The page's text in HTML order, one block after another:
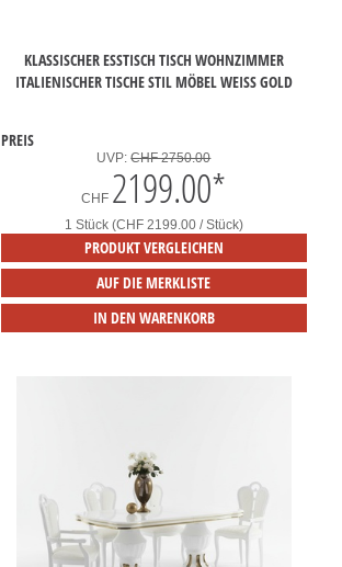
KLASSISCHER ESSTISCH TISCH WOHNZIMMER
ITALIENISCHER TISCHE STIL MÖBEL WEISS GOLD
PREIS
UVP:CHF 2750.00
CHF 2199.00*
1 Stück (CHF 2199.00 / Stück)
PRODUKT VERGLEICHEN
AUF DIE MERKLISTE
IN DEN WARENKORB